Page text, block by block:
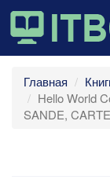
Главная
Hello World
SANDE,